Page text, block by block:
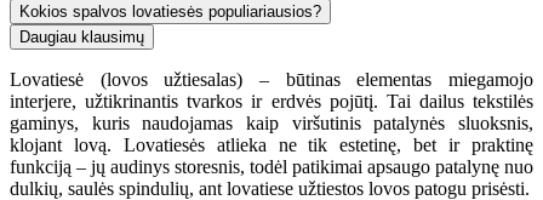
Kokios spalvos lovatiesės populiariausios?
Daugiau klausimų
Lovatiesė (lovos užtiesalas) – būtinas elementas miegamojo
interjere, užtikrinantis tvarkos ir erdvės pojūtį. Tai dailus tekstilės
gaminys, kuris naudojamas kaip viršutinis patalynės sluoksnis,
klojant lovą. Lovatiesės atlieka ne tik estetinę, bet ir praktinę
funkciją – jų audinys storesnis, todėl patikimai apsaugo patalynę nuo
dulkių, saulės spindulių, ant lovatiese užtiestos lovos patogu prisėsti.